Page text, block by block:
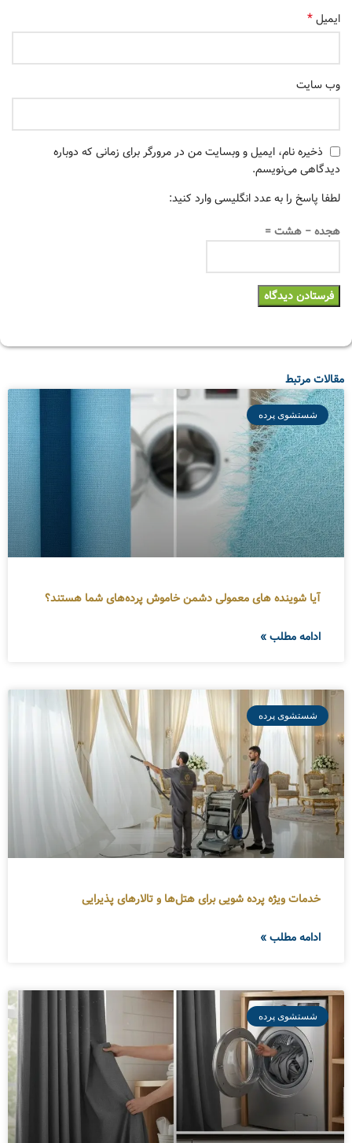
ایمیل*
وب‌ سایت
ذخیره نام، ایمیل و وبسایت من در مرورگر برای زمانی که دوباره
دیدگاهی می‌نویسم.
لطفا پاسخ را به عدد انگلیسی وارد کنید:
هجده − هشت =
مقالات مرتبط
شستشوی پرده
آیا شوینده های معمولی دشمن خاموش پرده‌های شما هستند؟
ادامه مطلب »
شستشوی پرده
خدمات ویژه پرده شویی برای هتل‌ها و تالارهای پذیرایی
ادامه مطلب »
شستشوی پرده